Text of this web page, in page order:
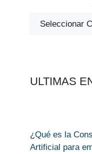
ULTIMAS
¿Qué es la
Artificial para